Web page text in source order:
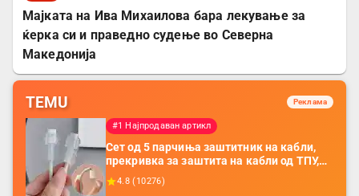
Мајката на Ива Михаилова бара лекување за
ќерка си и праведно судење во Северна
Македонија
TEMU Реклама
#1 Најпродаван артикл
Сет од 5 парчиња заштитник на кабли,
прекривка за заштита на кабли од ТПУ,
додатоци за заштита на кабли, без
батерија, за мобилни телефони, комплет
4.8 (10276)